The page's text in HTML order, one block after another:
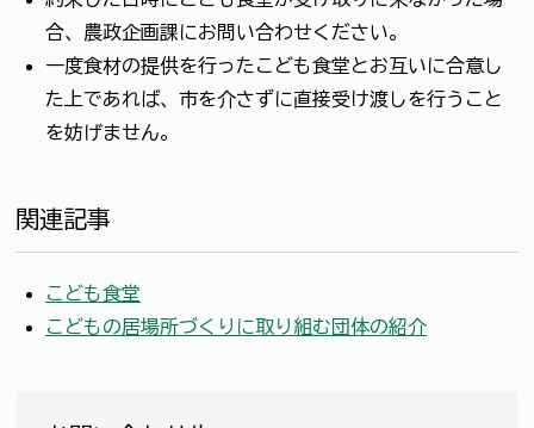
合、農政企画課にお問い合わせください。
一度食材の提供を行ったこども食堂とお互いに合意し
た上であれば、市を介さずに直接受け渡しを行うこと
を妨げません。
関連記事
こども食堂
こどもの居場所づくりに取り組む団体の紹介